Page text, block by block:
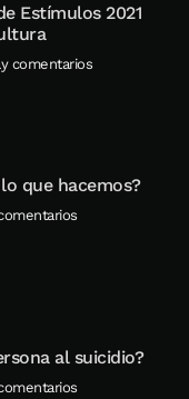
Estímulos 2021
comentarios
que hacemos?
al suicidio?